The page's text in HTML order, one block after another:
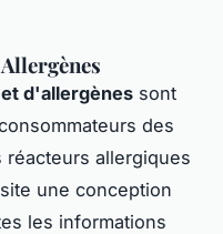
d'allergènes sont
des
allergiques
une conception
les informations